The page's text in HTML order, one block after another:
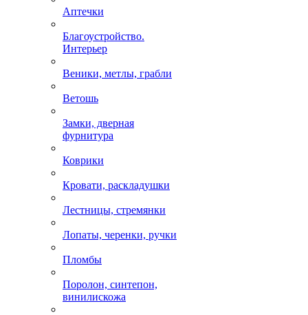
Аптечки
Благоустройство.
Интерьер
Веники, метлы, грабли
Ветошь
Замки, дверная
фурнитура
Коврики
Кровати, раскладушки
Лестницы, стремянки
Лопаты, черенки, ручки
Пломбы
Поролон, синтепон,
винилискожа